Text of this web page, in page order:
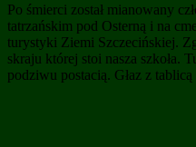
Po śmierci został mianowany
tatrzańskim pod Osterną i na
turystyki Ziemi Szczecińskiej.
skraju której stoi nasza szkoła.
podziwu postacią. Głaz z